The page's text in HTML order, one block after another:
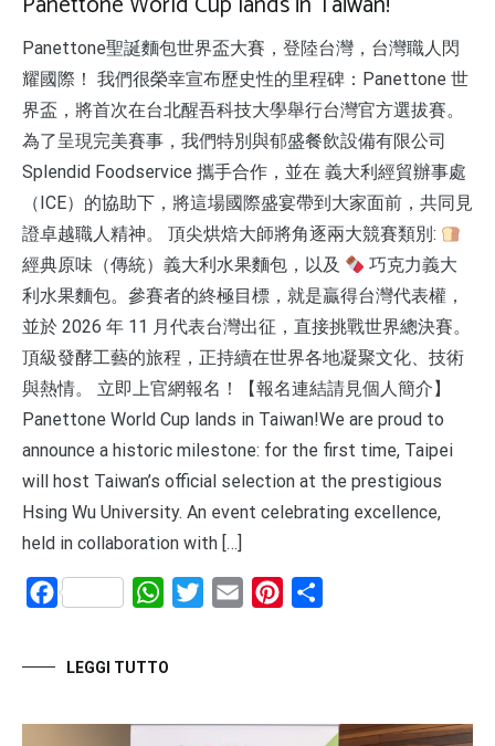
Panettone聖誕麵包世界盃大賽，登陸台灣，台灣職人閃
耀國際！ 我們很榮幸宣布歷史性的里程碑：Panettone 世
界盃，將首次在台北醒吾科技大學舉行台灣官方選拔賽。
為了呈現完美賽事，我們特別與郁盛餐飲設備有限公司
Splendid Foodservice 攜手合作，並在 義大利經貿辦事處
（ICE）的協助下，將這場國際盛宴帶到大家面前，共同見
證卓越職人精神。 頂尖烘焙大師將角逐兩大競賽類別:
經典原味（傳統）義大利水果麵包，以及
巧克力義大
利水果麵包。參賽者的終極目標，就是贏得台灣代表權，
並於 2026 年 11 月代表台灣出征，直接挑戰世界總決賽。
頂級發酵工藝的旅程，正持續在世界各地凝聚文化、技術
與熱情。 立即上官網報名！【報名連結請見個人簡介】
Panettone World Cup lands in Taiwan!We are proud to
announce a historic milestone: for the first time, Taipei
will host Taiwan’s official selection at the prestigious
Hsing Wu University. An event celebrating excellence,
held in collaboration with […]
Facebook WhatsAppTwitterEmail Pinterest
LEGGI TUTTO